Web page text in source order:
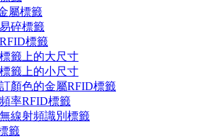
屬標籤
碎標籤
標籤
籤上的大尺寸
籤上的小尺寸
顏色的金屬RFID標籤
率RFID標籤
線射頻識別標籤
籤